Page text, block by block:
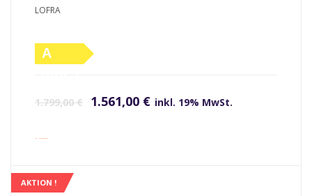
LOFRA
A
1.799,00€ 1.561,00 € inkl. 19% MwSt.
inkl. Versandkosten
AKTION !